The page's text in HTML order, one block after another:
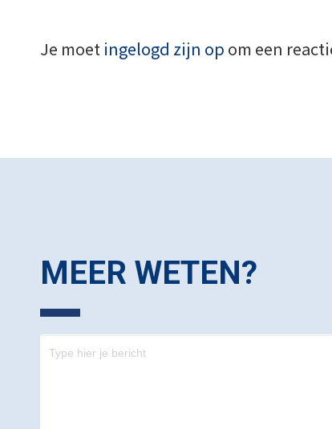
Je moet ingelogd zijn op om een
MEER WETEN?
Contact